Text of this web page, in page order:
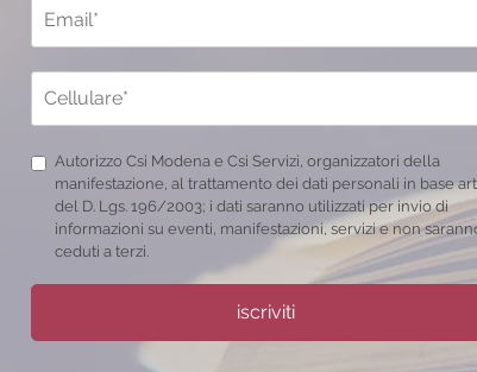
Autorizzo Csi Modena e Csi Servizi, organizzatori della
manifestazione, al trattamento dei dati personali in base
del D. Lgs. 196/2003; i dati saranno utilizzati per invio di
informazioni su eventi, manifestazioni, servizi e non
ceduti a terzi.
iscriviti